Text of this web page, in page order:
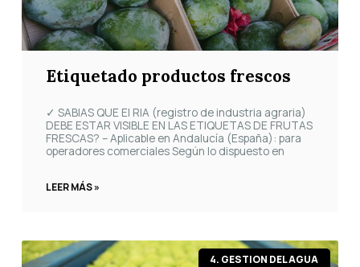
Etiquetado productos frescos
✓ SABIAS QUE El RIA (registro de industria agraria)
DEBE ESTAR VISIBLE EN LAS ETIQUETAS DE FRUTAS
FRESCAS? – Aplicable en Andalucía (España): para
operadores comerciales Según lo dispuesto en
LEER MÁS »
4. GESTION DEL AGUA